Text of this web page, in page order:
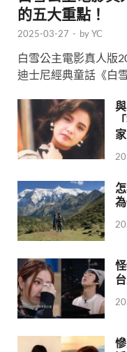
的五大重點！
2025-03-27 - byYC
白雪公主電影真人版
迪士尼經典童話《白